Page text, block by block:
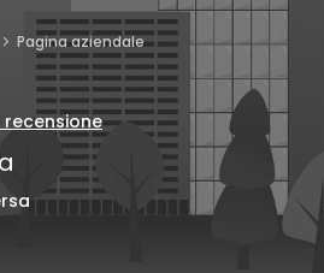
Pagina aziendale
recensione